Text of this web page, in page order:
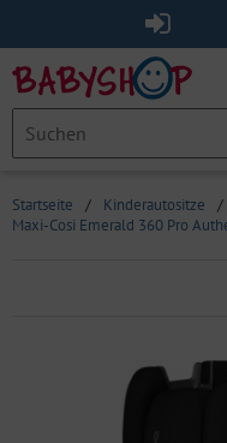
Startseite / Kinderautositze /
Maxi-Cosi Emerald 360 Pro